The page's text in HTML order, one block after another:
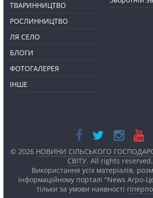
ТВАРИННИЦТВО
РОСЛИННИЦТВО
ЛЯ СЕЛО
БЛОГИ
ФОТОГАЛЕРЕЯ
ІНШЕ
© 2026 НОВИНИ СІЛЬСЬКОГО
СВІТУ. All rights reserved.
Використання усіх матеріалів,
інформаційному порталі "News Агро-
тільки за умови наявності